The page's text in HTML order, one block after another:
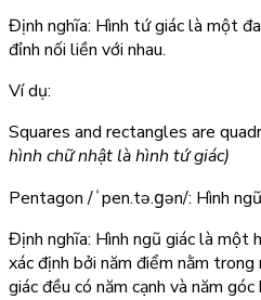
Định nghĩa: Hình tứ giác là một
đỉnh nối liền với nhau.
Ví dụ:
Squares and rectangles are
hình chữ nhật là hình tứ giác)
Pentagon/ˈpen.tə.ɡən/: Hình
Định nghĩa: Hình ngũ giác là một
xác định bởi năm điểm nằm
giác đều có năm cạnh và năm góc